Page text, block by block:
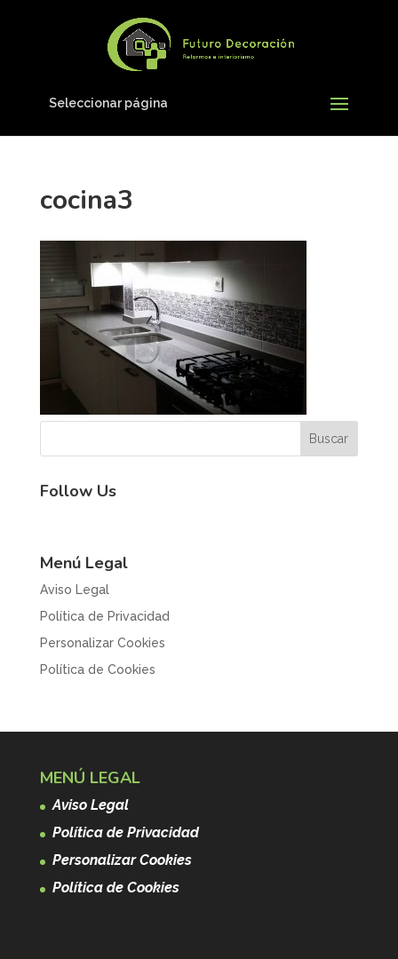
Seleccionar página
cocina3
Follow Us
Menú Legal
Aviso Legal
Política de Privacidad
Personalizar Cookies
Política de Cookies
MENÚ LEGAL
Aviso Legal
Política de Privacidad
Personalizar Cookies
Política de Cookies